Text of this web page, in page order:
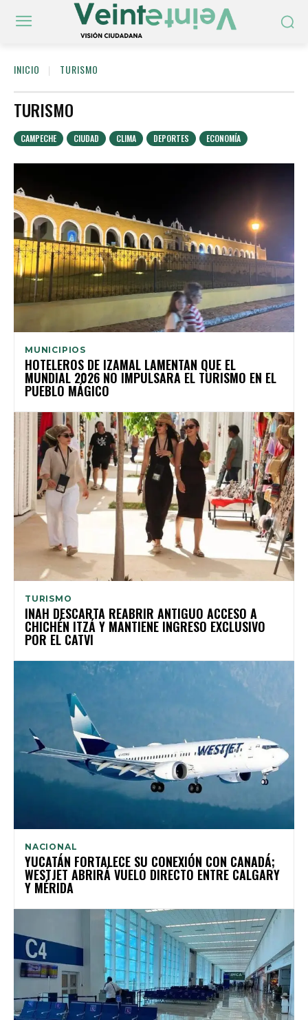
INICIO TURISMO
TURISMO
CAMPECHE CIUDAD CLIMA DEPORTES ECONOMÍA
MUNICIPIOS
HOTELEROS DE IZAMAL LAMENTAN QUE EL
MUNDIAL 2026 NO IMPULSARA EL TURISMO EN EL
PUEBLO MÁGICO
TURISMO
INAH DESCARTA REABRIR ANTIGUO ACCESO A
CHICHÉN ITZÁ Y MANTIENE INGRESO EXCLUSIVO
POR EL CATVI
NACIONAL
YUCATÁN FORTALECE SU CONEXIÓN CON CANADÁ;
WESTJET ABRIRÁ VUELO DIRECTO ENTRE CALGARY
Y MÉRIDA